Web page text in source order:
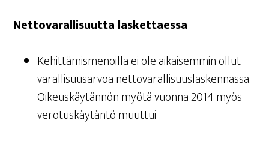
Net­to­va­ral­li­suut­ta laskettaessa
Kehit­tä­mis­me­noil­la ei ole aikai­sem­min ollut
varal­li­suusar­voa net­to­va­ral­li­suus­las­ken­nas­sa.
Oikeus­käy­tän­nön myö­tä vuon­na 2014 myös
vero­tus­käy­tän­tö muuttui